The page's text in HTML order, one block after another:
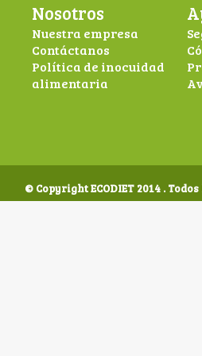
Nosotros
Nuestra empresa
Contáctanos
Política de inocuidad
alimentaria
© Copyright ECODIET 2014 .